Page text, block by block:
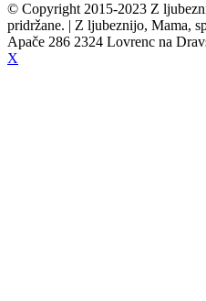
© Copyright 2015-2023 Z
pridržane. | Z ljubeznijo, Mama,
Apače 286 2324 Lovrenc na
X